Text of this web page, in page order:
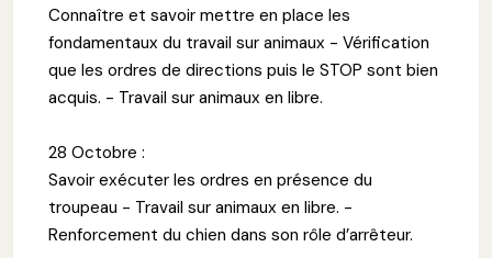
Connaître et savoir mettre en place les
fondamentaux du travail sur animaux - Vérification
que les ordres de directions puis le STOP sont bien
acquis. - Travail sur animaux en libre.
28 Octobre :
Savoir exécuter les ordres en présence du
troupeau - Travail sur animaux en libre. -
Renforcement du chien dans son rôle d’arrêteur.